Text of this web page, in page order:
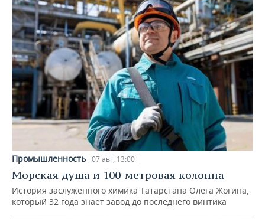
Промышленность 07 авг, 13:00
Морская душа и 100-метровая колонна
История заслуженного химика Татарстана Олега Жогина,
который 32 года знает завод до последнего винтика